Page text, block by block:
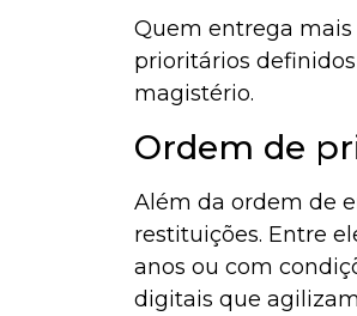
Quem entrega
prioritários
magistério.
Ordem de
Além da ordem de
restituições. Entre
anos ou com
digitais que